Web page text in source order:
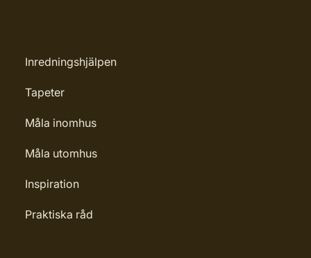
Inredningshjälpen
Tapeter
Måla inomhus
Måla utomhus
Inspiration
Praktiska råd